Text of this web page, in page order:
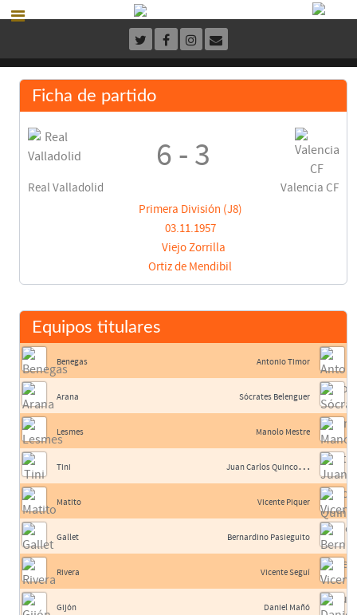
Ficha de partido
Real Valladolid
6 - 3
Valencia CF
Primera División (J8)
03.11.1957
Viejo Zorrilla
Ortiz de Mendibil
Equipos titulares
Benegas
Arana
Lesmes
Tini
Matito
Gallet
Rivera
Gijón
Antonio Timor
Sócrates Belenguer
Manolo Mestre
J
uan Carlos Quincoces II
Vicente Piquer
Bernardino Pasieguito
Vicente Seguí
Daniel Mañó